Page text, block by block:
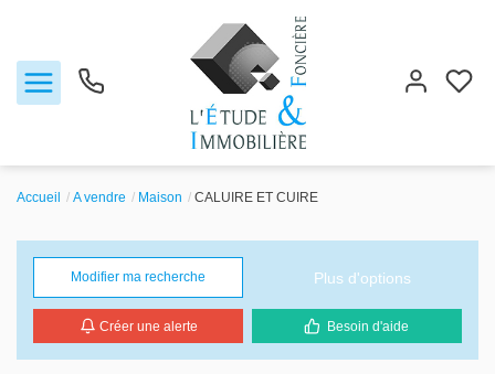
Ventes
Biens vendus
Accueil A vendre Maison CALUIRE ET CUIRE
Modifier ma recherche Plus d'options
Créer une alerte Besoin d'aide